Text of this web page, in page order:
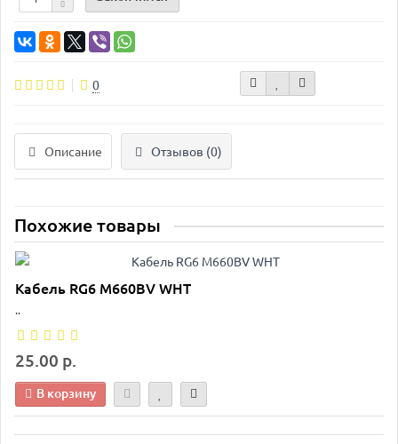
0
Описание Отзывов (0)
Похожие товары
Кабель RG6 M660BV WHT
..
25.00 р.
В корзину